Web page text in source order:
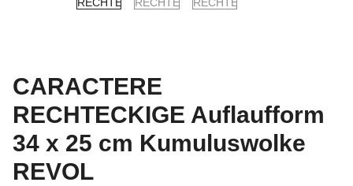
CARACTERE
RECHTECKIGE Auflaufform
34 x 25 cm Kumuluswolke
REVOL